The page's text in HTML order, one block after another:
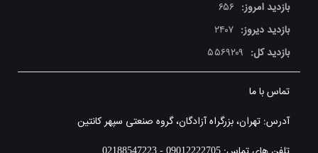
بازدید امروز: ۶۵۶
بازدید دیروز: ۲۴۰۷
بازدید کل: ۵۵۶۹۲۰۹
تماس با ما
آدرس: تهران، بزرگراه آزادگان، گروه صنعتی سپهر کانتین